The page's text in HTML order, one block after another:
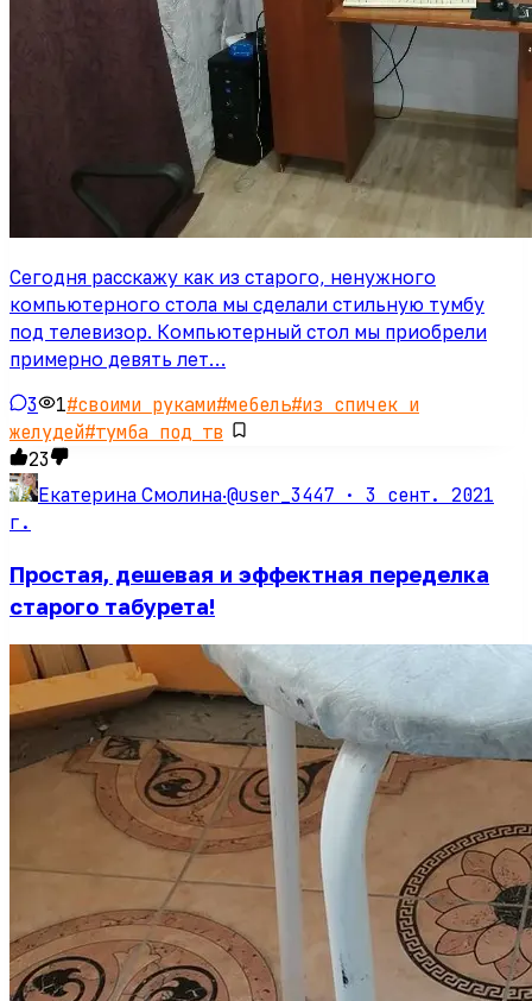
Сегодня расскажу как из старого, ненужного
компьютерного стола мы сделали стильную тумбу
под телевизор. Компьютерный стол мы приобрели
примерно девять лет…
3 1#своими руками#мебель#из спичек и
желудей#тумба под тв
23
Екатерина Смолина·@user_3447 · 3 сент. 2021
г.
Простая, дешевая и эффектная переделка
старого табурета!